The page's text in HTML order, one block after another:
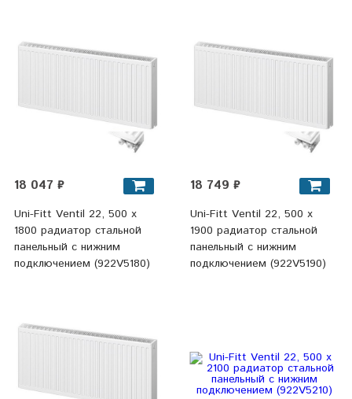
18 047 ₽
Uni-Fitt Ventil 22, 500 х
1800 радиатор стальной
панельный с нижним
подключением (922V5180)
18 749 ₽
Uni-Fitt Ventil 22, 500 х
1900 радиатор стальной
панельный с нижним
подключением (922V5190)